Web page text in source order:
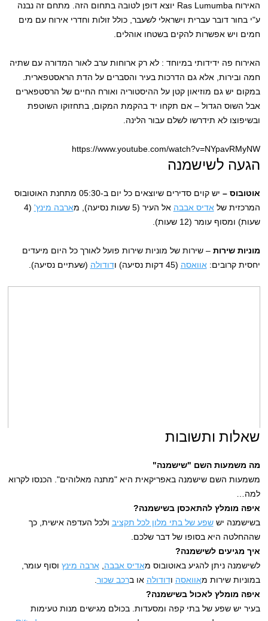
האירוח Ras Lumumba יוצא דופן לטובה בתחום הזה. מתחם זה נבנה
ע"י בחור דובר עברית וישראלי לשעבר, כולל זולות וחדרי אירוח עם מים
חמים ויש אפשרות להקים בשטחו אוהלים.
האירוח פה ידידותי במיוחד : לא רק ארוחות ערב לאור המדורה עם שתיה
חמה ובירות, אלא גם הדרכות בעיר והסברים על הדת הראסטפארית.
במקום יש גם מוזיאון קטן על ההיסטוריה ואורח החיים של הרסטפארים
אבל השוס הגדול – אם תקחו יד בהקמת המקום, בתחזוקו השוטפת
ובשיפוצו לא תידרשו לשלם עבור הלינה.
https://www.youtube.com/watch?v=NYpavRMyNW
הגעה לשישמנה
אוטובוס –
יש קוים סדירים שיוצאים כל יום ב-05:30 מתחנת האוטובוס
המרכזית של אדיס אבבה אל העיר (5 שעות נסיעה), מ ארבה מינץ' (4
שעות) ומסוף עומר (12 שעות).
מוניות שירות – שירות של מוניות שירות פועל לאורך כל היום מיעדים
יחסית קרובים: אוואסה (45 דקות נסיעה) ו דודולה (שעתיים נסיעה).
שאלות ותשובות
מה משמעות השם "שישמנה"
משמעות השם שישמנה באפריקאית היא "מתנה מאלוהים". הכנסו לקרוא
למה…
איפה מומלץ להתאכסן בשישמנה?
בשישמנה יששפע של בתי מלון לכל תקציב ולכל העדפה אישית, כך
שההחלטה היא בסופו של דבר שלכם.
איך מגיעים לשישמנה?
לשישמנה ניתן להגיע באוטובוס מאדיס אבבה ארבה מינץ וסוף עומר,
במוניות שירות מאוואסה ודודולה או ברכב שכור
איפה מומלץ לאכול בשישמנה?
בעיר יש שפע של בתי קפה ומסעדות. בכולם מגישים מנות טעימות